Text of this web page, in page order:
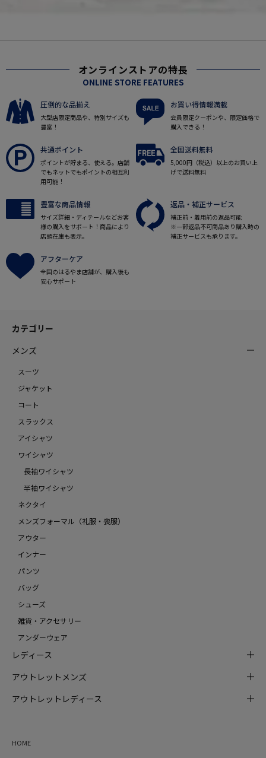
オンラインストアの特長
ONLINE STORE FEATURES
圧倒的な品揃え
大型店限定商品や、特別サイズも
豊富！
お買い得情報満載
会員限定クーポンや、限定価格で
購入できる！
共通ポイント
ポイントが貯まる、使える。店舗
でもネットでもポイントの相互利
用可能！
全国送料無料
5,000円（税込）以上のお買い上
げで送料無料
豊富な商品情報
サイズ詳細・ディテールなどお客
様の購入をサポート！商品により
店頭在庫も表示。
返品・補正サービス
補正前・着用前の返品可能
※一部返品不可商品あり購入時の
補正サービスも承ります。
アフターケア
全国のはるやま店舗が、購入後も
安心サポート
カテゴリー
メンズ
スーツ
ジャケット
コート
スラックス
アイシャツ
ワイシャツ
長袖ワイシャツ
半袖ワイシャツ
ネクタイ
メンズフォーマル（礼服・喪服）
アウター
インナー
パンツ
バッグ
シューズ
雑貨・アクセサリー
アンダーウェア
レディース
アウトレットメンズ
アウトレットレディース
HOME